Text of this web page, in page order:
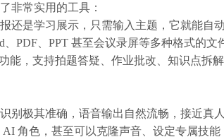
非常实用的工具：
还是学习展示，只需输入主题，它就能自
PDF、PPT 甚至会议录屏等多种格式的
能，支持拍题答疑、作业批改、知识点拆
别极其准确，语音输出自然流畅，接近真
角色，甚至可以克隆声音、设定专属技能